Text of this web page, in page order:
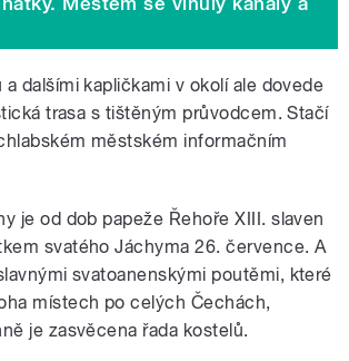
a dalšími kapličkami v okolí ale dovede
trasa s tištěným průvodcem. Stačí
městském informačním
je od dob papeže Řehoře XIII. slaven
svatého Jáchyma 26. července. A
svatoanenskými poutěmi, které
místech po celých Čechách,
je zasvěcena řada kostelů.